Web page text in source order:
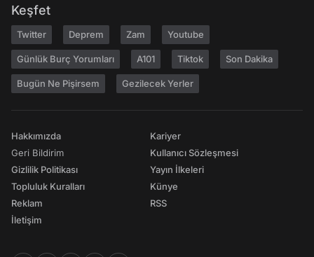
Keşfet
Twitter Deprem Zam Youtube
Günlük Burç Yorumları A101 Tiktok Son Dakika
Bugün Ne Pişirsem Gezilecek Yerler
Hakkımızda
Geri Bildirim
Gizlilik Politikası
Topluluk Kuralları
Reklam
İletişim
Kariyer
Kullanıcı Sözleşmesi
Yayın İlkeleri
Künye
RSS